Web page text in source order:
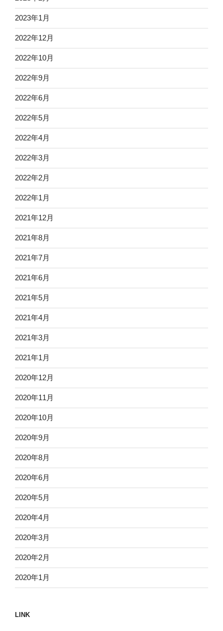
2023年1月
2022年12月
2022年10月
2022年9月
2022年6月
2022年5月
2022年4月
2022年3月
2022年2月
2022年1月
2021年12月
2021年8月
2021年7月
2021年6月
2021年5月
2021年4月
2021年3月
2021年1月
2020年12月
2020年11月
2020年10月
2020年9月
2020年8月
2020年6月
2020年5月
2020年4月
2020年3月
2020年2月
2020年1月
LINK